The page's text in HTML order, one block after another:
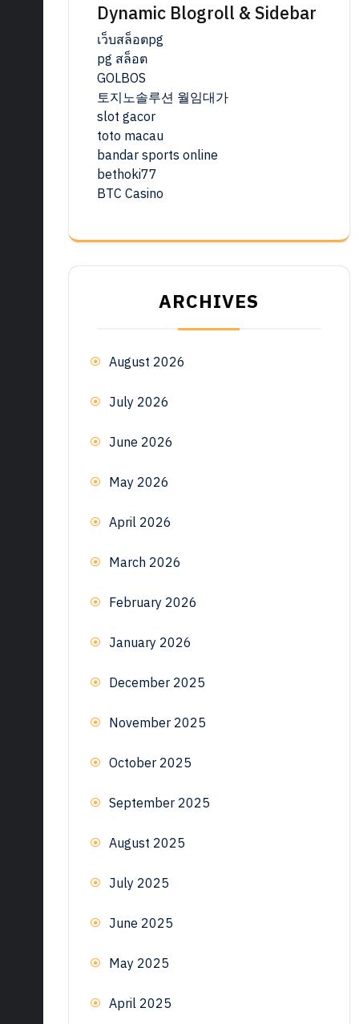
Dynamic Blogroll & Sidebar
เว็บสล็อตpg
pg สล็อต
GOLBOS
토지노솔루션 월임대가
slot gacor
toto macau
bandar sports online
bethoki77
BTC Casino
ARCHIVES
August 2026
July 2026
June 2026
May 2026
April 2026
March 2026
February 2026
January 2026
December 2025
November 2025
October 2025
September 2025
August 2025
July 2025
June 2025
May 2025
April 2025